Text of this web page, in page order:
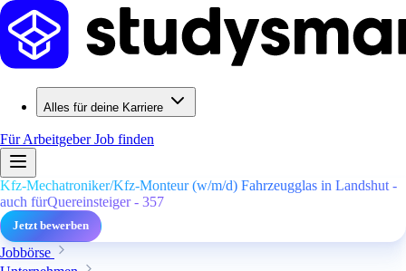
Alles für deine Karriere
Für ArbeitgeberJob finden
Kfz-Mechatroniker/Kfz-Monteur (w/m/d) Fahrzeugglas in Landshut -
auch fürQuereinsteiger - 357
Jetzt bewerben
Jobbörse